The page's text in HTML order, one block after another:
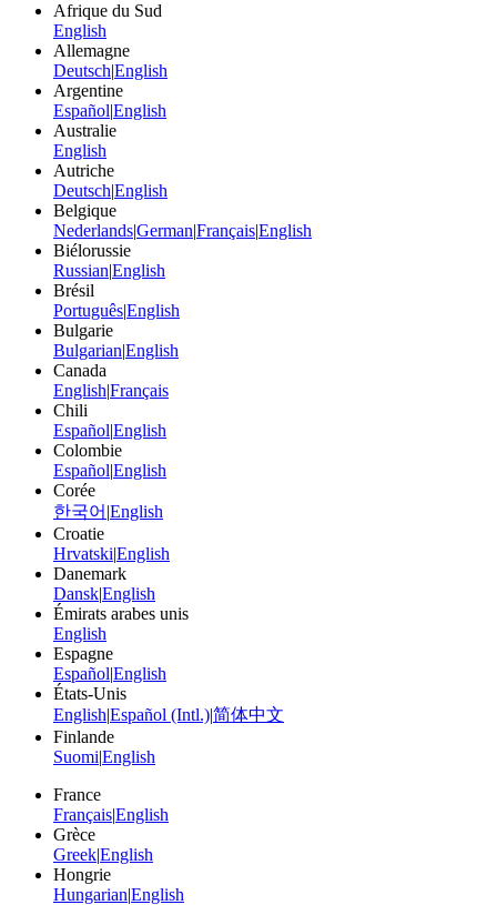
Afrique du Sud
English
Allemagne
DeutschEnglish
Argentine
EspañolEnglish
Australie
English
Autriche
DeutschEnglish
Belgique
NederlandsGermanFrançaisEnglish
Biélorussie
RussianEnglish
Brésil
PortuguêsEnglish
Bulgarie
BulgarianEnglish
Canada
EnglishFrançais
Chili
EspañolEnglish
Colombie
EspañolEnglish
Corée
한국어 English
Croatie
HrvatskiEnglish
Danemark
DanskEnglish
Émirats arabes unis
English
Espagne
EspañolEnglish
États-Unis
EnglishEspañol (Intl.)简体中文
Finlande
SuomiEnglish
France
FrançaisEnglish
Grèce
GreekEnglish
Hongrie
HungarianEnglish